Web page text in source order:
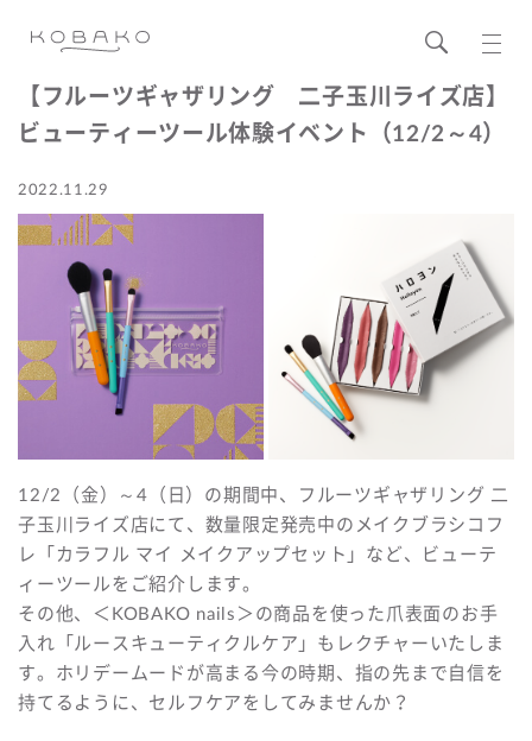
【フルーツギャザリング 二子玉川ライズ店】
ビューティーツール体験イベント（12/2～4）
2022.11.29
12/2（金）～4（日）の期間中、フルーツギャザリング 二
子玉川ライズ店にて、数量限定発売中のメイクブラシコフ
レ「カラフル マイ メイクアップセット」など、ビューテ
ィーツールをご紹介します。
その他、＜KOBAKO nails＞の商品を使った爪表面のお手
入れ「ルースキューティクルケア」もレクチャーいたしま
す。ホリデームードが高まる今の時期、指の先まで自信を
持てるように、セルフケアをしてみませんか？